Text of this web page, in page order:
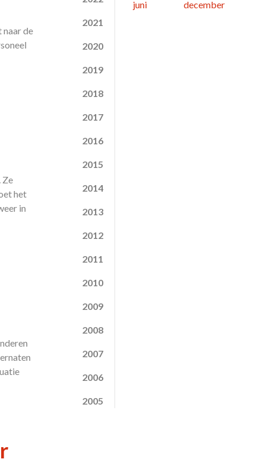
naar de
Ze
het
in
2021
2020
2019
2018
2017
2016
2015
2014
2013
2012
2011
2010
2009
2008
2007
2006
2005
juni
december